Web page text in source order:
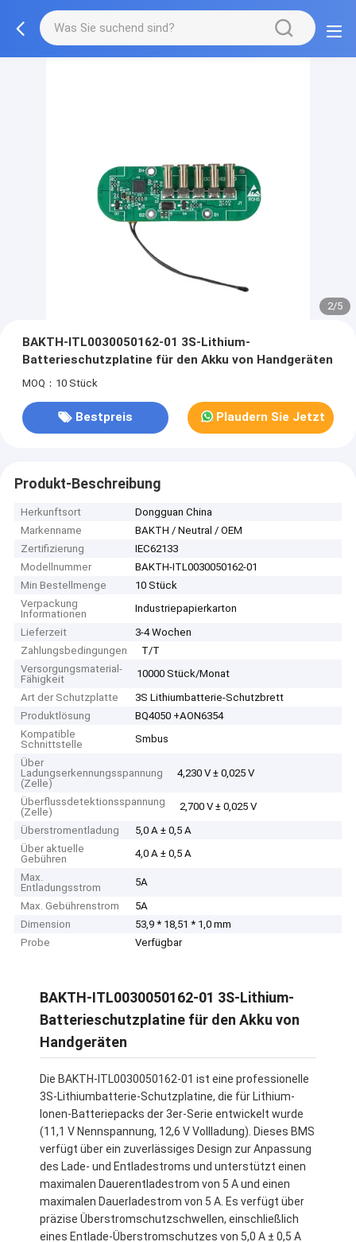
2/5
BAKTH-ITL0030050162-01 3S-Lithium-
Batterieschutzplatine für den Akku von Handgeräten
MOQ：10 Stück
Bestpreis Plaudern Sie Jetzt
Produkt-Beschreibung
Herkunftsort
Dongguan China
Markenname
BAKTH / Neutral / OEM
Zertifizierung
IEC62133
Modellnummer
BAKTH-ITL0030050162-01
Min Bestellmenge
10 Stück
Verpackung
Informationen
Industriepapierkarton
Lieferzeit
3-4 Wochen
Zahlungsbedingungen
T/T
Versorgungsmaterial-
Fähigkeit
10000 Stück/Monat
Art der Schutzplatte
3S Lithiumbatterie-Schutzbrett
Produktlösung
BQ4050 +AON6354
Kompatible
Schnittstelle
Smbus
Über
Ladungserkennungsspannung
(Zelle)
4,230 V ± 0,025 V
Überflussdetektionsspannung
(Zelle)
2,700 V ± 0,025 V
Überstromentladung
5,0 A ± 0,5 A
Über aktuelle
Gebühren
4,0 A ± 0,5 A
Max.
Entladungsstrom
5A
Max. Gebührenstrom
5A
Dimension
53,9 * 18,51 * 1,0 mm
Probe
Verfügbar
BAKTH-ITL0030050162-01 3S-Lithium-
Batterieschutzplatine für den Akku von
Handgeräten
Die BAKTH-ITL0030050162-01 ist eine professionelle
3S-Lithiumbatterie-Schutzplatine, die für Lithium-
Ionen-Batteriepacks der 3er-Serie entwickelt wurde
(11,1 V Nennspannung, 12,6 V Vollladung). Dieses BMS
verfügt über ein zuverlässiges Design zur Anpassung
des Lade- und Entladestroms und unterstützt einen
maximalen Dauerentladestrom von 5 A und einen
maximalen Dauerladestrom von 5 A. Es verfügt über
präzise Überstromschutzschwellen, einschließlich
eines Entlade-Überstromschutzes von 5,0 A ± 0,5 A